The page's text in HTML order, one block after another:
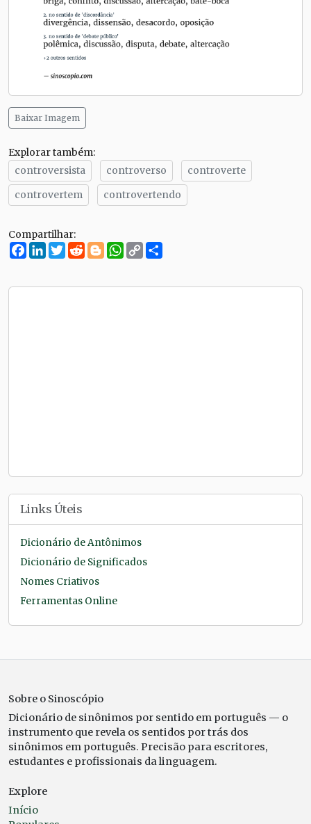
Baixar Imagem
Explorar também:
controversista
controverso
controverte
controvertem
controvertendo
Compartilhar:
Facebook
LinkedIn
Twitter
RedditBloggerWhatsApp
Copy
Link
Links Úteis
Dicionário de Antônimos
Dicionário de Significados
Nomes Criativos
Ferramentas Online
Sobre o Sinoscópio
Dicionário de sinônimos por sentido em português — o
instrumento que revela os sentidos por trás dos
sinônimos em português. Precisão para escritores,
estudantes e profissionais da linguagem.
Explore
Início